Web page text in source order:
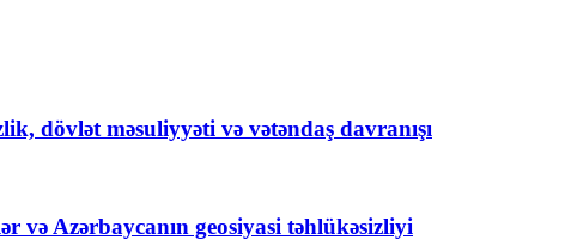
dövlət məsuliyyəti və vətəndaş davranışı
və Azərbaycanın geosiyasi təhlükəsizliyi